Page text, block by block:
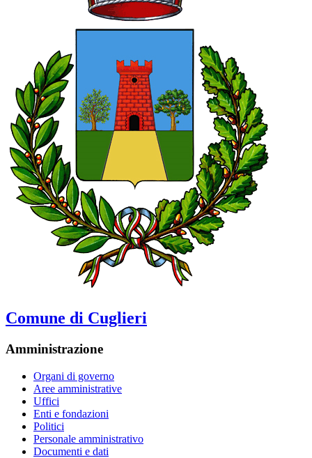
Comune di Cuglieri
Amministrazione
Organi di governo
Aree amministrative
Uffici
Enti e fondazioni
Politici
Personale amministrativo
Documenti e dati